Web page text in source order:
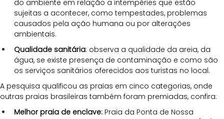
do ambiente em relação a intempéries que estão
sujeitas a acontecer, como tempestades, problemas
causados pela ação humana ou por alterações
ambientais.
Qualidade sanitária: observa a qualidade da areia, da
água, se existe presença de contaminação e como são
os serviços sanitários oferecidos aos turistas no local.
A pesquisa qualificou as praias em cinco categorias, onde
outras praias brasileiras também foram premiadas, confira:
Melhor praia de enclave: Praia da Ponta de Nossa